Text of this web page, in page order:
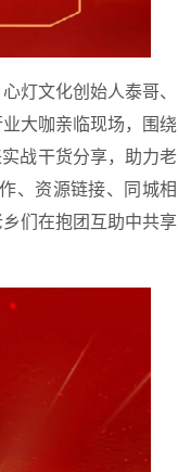
灯文化创始人泰哥、
大咖亲临现场，围绕
战干货分享，助力老
、资源链接、同城相
们在抱团互助中共享